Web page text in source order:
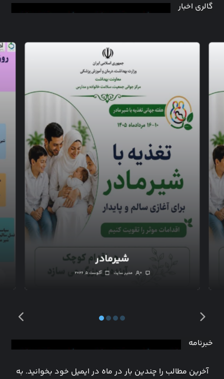
گالری اخبار
شیرمادر
آگوست ۵, ۲۰۲۶ مدیر سایت ۰
خبرنامه
آخرین مطالب را چندین بار در ماه در ایمیل خود بخوانید. به